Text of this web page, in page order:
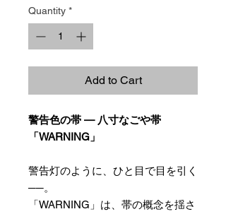
Quantity *
Add to Cart
警告色の帯 — 八寸なごや帯
「WARNING」
警告灯のように、ひと目で目を引く
──。
「WARNING」は、帯の概念を揺さ